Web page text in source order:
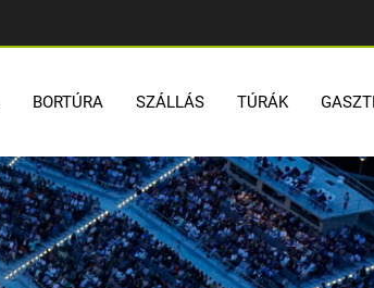
BORTÚRA SZÁLLÁS TÚRÁK